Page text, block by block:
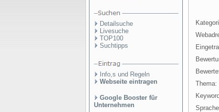
Detailsuche
Livesuche
TOP100
Suchtipps
Info,s und Regeln
Webseite eintragen
Google Booster für
Unternehmen
Thema: